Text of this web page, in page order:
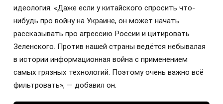
идеология. «Даже если у китайского спросить что-
нибудь про войну на Украине, он может начать
рассказывать про агрессию России и цитировать
Зеленского. Против нашей страны ведётся небывалая
в истории информационная война с применением
самых грязных технологий. Поэтому очень важно всё
фильтровать», — добавил он.